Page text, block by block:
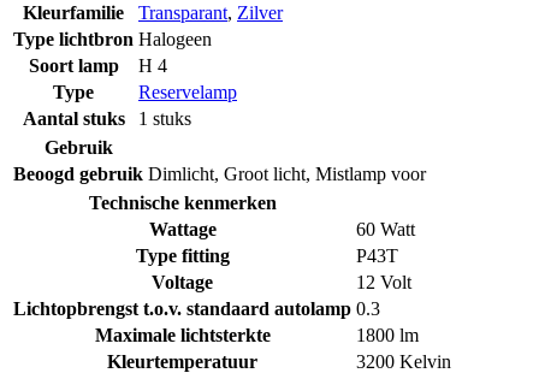
Kleurfamilie
Transparant, Zilver
Type lichtbron Halogeen
Soort lamp
H 4
Type
Reservelamp
Aantal stuks
1 stuks
Gebruik
Beoogd gebruik Dimlicht, Groot licht, Mistlamp voor
Technische kenmerken
Wattage
60 Watt
Type fitting
P43T
Voltage
12 Volt
Lichtopbrengst t.o.v. standaard autolamp 0.3
Maximale lichtsterkte
1800 lm
Kleurtemperatuur
3200 Kelvin